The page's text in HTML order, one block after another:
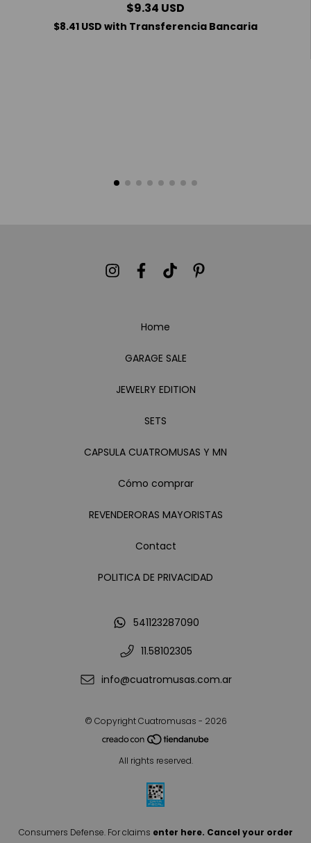
$9.34 USD
$8.41 USD with Transferencia Bancaria
Home
GARAGE SALE
JEWELRY EDITION
SETS
CAPSULA CUATROMUSAS Y MN
Cómo comprar
REVENDERORAS MAYORISTAS
Contact
POLITICA DE PRIVACIDAD
541123287090
11.58102305
info@cuatromusas.com.ar
© Copyright Cuatromusas - 2026
All rights reserved.
Consumers Defense. For claims enter here. Cancel your order